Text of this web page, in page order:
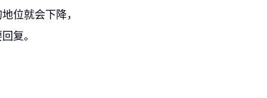
位就会下降，
复。